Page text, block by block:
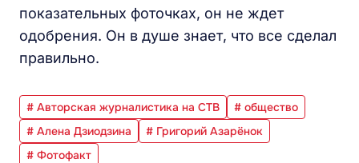
показательных фоточках, он не ждет
одобрения. Он в душе знает, что все сделал
правильно.
# Авторская журналистика на СТВ
# общество
# Алена Дзиодзина
# Григорий Азарёнок
# Фотофакт